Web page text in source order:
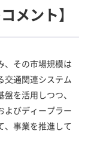
メント】
、その市場規模は
交通関連システム
を活用しつつ、
よびディープラー
、事業を推進して